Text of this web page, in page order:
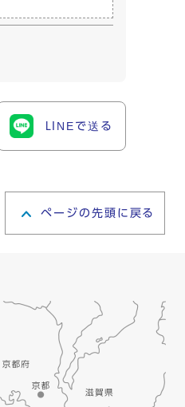
LINEで送る
ページの先頭に戻る